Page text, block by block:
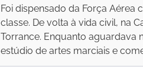
Foi dispensado da Força Aérea
classe. De volta à vida civil, na
Torrance. Enquanto aguardava
estúdio de artes marciais e